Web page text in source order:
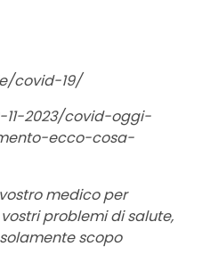
covid-19/
2023/covid-oggi-
ecco-cosa-
medico per
problemi di salute,
scopo